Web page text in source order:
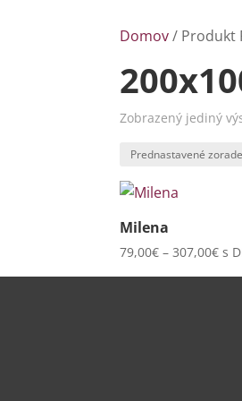
Domov/ Produkt
Zobrazený jediný
Milena
79,00€ – 307,00€ s